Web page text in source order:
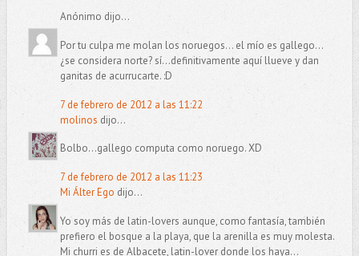
Anónimo dijo...
Por tu culpa me molan los noruegos... el mío es gallego...
¿se considera norte? sí...definitivamente aquí llueve y dan
ganitas de acurrucarte. :D
7 de febrero de 2012 a las 11:22
molinos dijo...
Bolbo...gallego computa como noruego. XD
7 de febrero de 2012 a las 11:23
Mi Álter Ego dijo...
Yo soy más de latin-lovers aunque, como fantasía, también
prefiero el bosque a la playa, que la arenilla es muy molesta.
Mi churri es de Albacete, latin-lover donde los haya...